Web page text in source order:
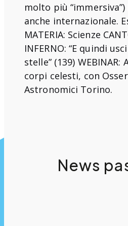
molto più
anche internazionale.
MATERIA: Scienze
INFERNO: “E quindi
stelle” (139)
corpi celesti, con
Astronomici Torino.
News